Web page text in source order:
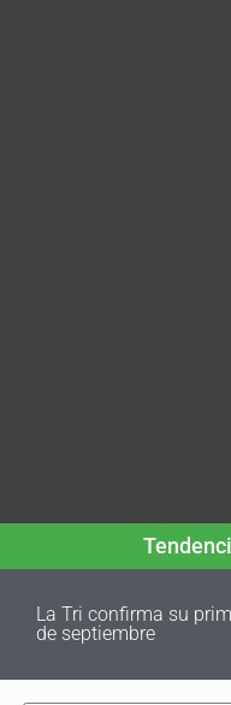
La Tri confirma su
de septiembre